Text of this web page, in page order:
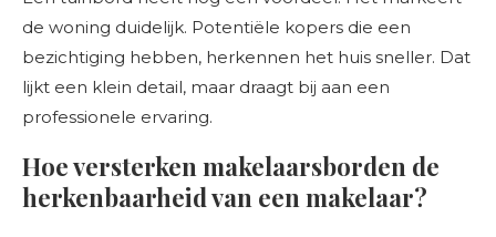
de woning duidelijk. Potentiële kopers die een
bezichtiging hebben, herkennen het huis sneller. Dat
lijkt een klein detail, maar draagt bij aan een
professionele ervaring.
Hoe versterken makelaarsborden de
herkenbaarheid van een makelaar?